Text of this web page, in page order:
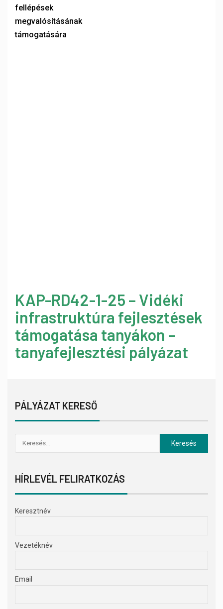
fellépések
megvalósításának
támogatására
KAP-RD42-1-25 – Vidéki
infrastruktúra fejlesztések
támogatása tanyákon –
tanyafejlesztési pályázat
PÁLYÁZAT KERESŐ
HÍRLEVÉL FELIRATKOZÁS
Keresztnév
Vezetéknév
Email